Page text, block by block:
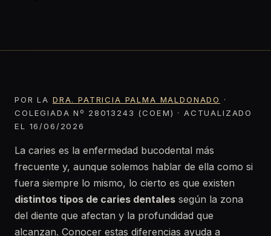
POR LA DRA. PATRICIA PALMA MALDONADO
·
COLEGIADA Nº 28013243 (COEM) · ACTUALIZADO
EL 16/06/2026
La caries es la enfermedad bucodental más
frecuente y, aunque solemos hablar de ella como si
fuera siempre lo mismo, lo cierto es que existen
distintos tipos de caries dentales según la zona
del diente que afectan y la profundidad que
alcanzan. Conocer estas diferencias ayuda a